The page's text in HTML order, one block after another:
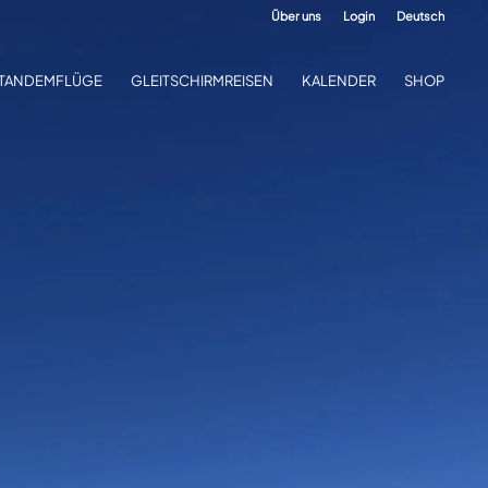
Über uns Login Deutsch
GLEITSCHIRMREISEN KALENDER SHOP